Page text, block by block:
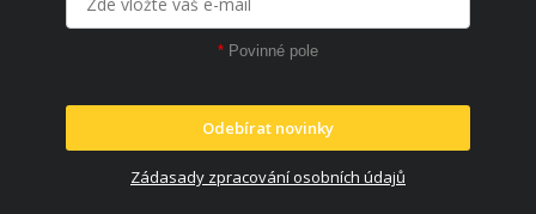
* Povinné pole
Odebírat novinky
Zádasady zpracování osobních údajů